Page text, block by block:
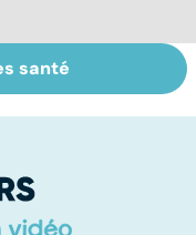
: des
contre
santé